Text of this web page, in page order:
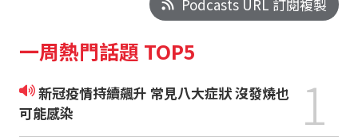
Podcasts URL 訂閱複製
一周熱門話題 TOP5
新冠疫情持續飆升 常見八大症狀 沒發燒也
可能感染
1